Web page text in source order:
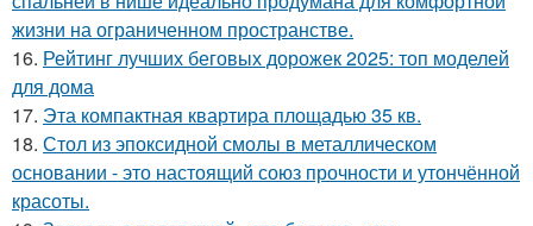
жизни на ограниченном пространстве.
16. Рейтинг лучших беговых дорожек 2025: топ моделей
для дома
17. Эта компактная квартира площадью 35 кв.
18. Стол из эпоксидной смолы в металлическом
основании - это настоящий союз прочности и утончённой
красоты.